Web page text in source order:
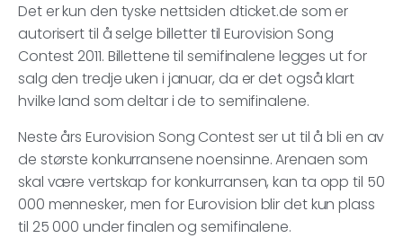
Det er kun den tyske nettsiden dticket.de som er
autorisert til å selge billetter til Eurovision Song
Contest 2011. Billettene til semifinalene legges ut for
salg den tredje uken i januar, da er det også klart
hvilke land som deltar i de to semifinalene.
Neste års Eurovision Song Contest ser ut til å bli en av
de største konkurransene noensinne. Arenaen som
skal være vertskap for konkurransen, kan ta opp til 50
000 mennesker, men for Eurovision blir det kun plass
til 25 000 under finalen og semifinalene.